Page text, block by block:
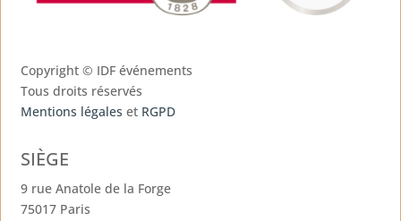
Copyright © IDF événements
Tous droits réservés
Mentions légales et RGPD
SIÈGE
9 rue Anatole de la Forge
75017 Paris